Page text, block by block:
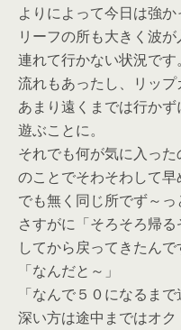
よりによって今日は強か
リーフの所も大きく波
連れて行かない状況です。
流れもあったし、リップ
あまり遠くまでは行か
遊ぶことに。
それでも何が気に入っ
のことでそわそわして
でも無く同じ所でず～っ
さすがに「そろそろ帰
してから戻ってきたん
「なんだと～」
「なんで５０になるまで
深い方は途中まではオ